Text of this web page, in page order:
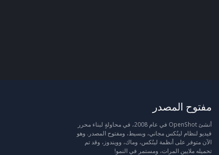
مفتوح المصدر
أنشئ OpenShot في عام 2008، في محاولةٍ لبناء محرر
فيديو لنظام لينُكس مجاني، وبسيط، ومفتوح المصدر. وهو
الآن متوفر على أنظمة لينُكس، وماك، وويندوز، وقد تم
تحميله ملايين المرات، ومستمر في النمو!